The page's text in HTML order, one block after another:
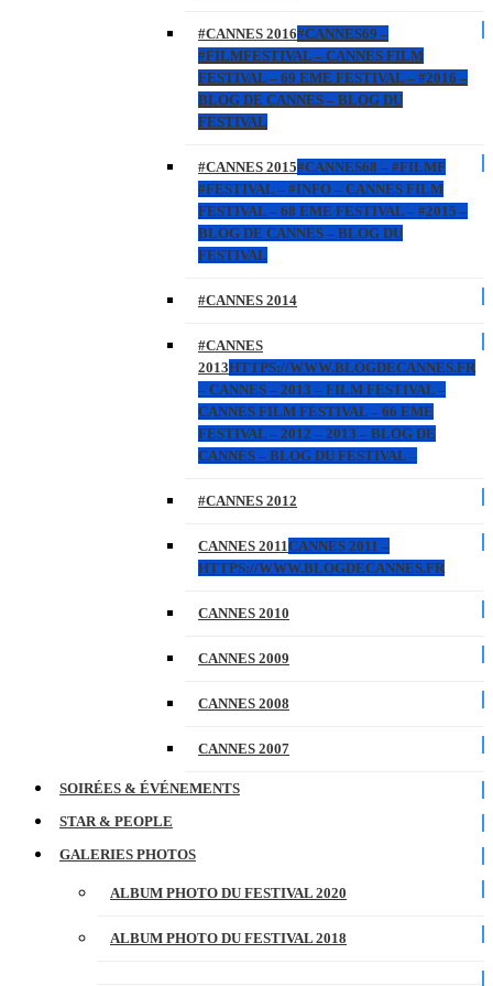
#CANNES 2016#CANNES69 –
#FILMFESTIVAL – CANNES FILM
FESTIVAL – 69 EME FESTIVAL – #2016 –
BLOG DE CANNES – BLOG DU
FESTIVAL
#CANNES 2015#CANNES68 – #FILMF
#FESTIVAL – #INFO – CANNES FILM
FESTIVAL – 68 EME FESTIVAL – #2015 –
BLOG DE CANNES – BLOG DU
FESTIVAL
#CANNES 2014
#CANNES
2013HTTPS://WWW.BLOGDECANNES.FR
– CANNES – 2013 – FILM FESTIVAL –
CANNES FILM FESTIVAL – 66 EME
FESTIVAL – 2012 – 2013 – BLOG DE
CANNES – BLOG DU FESTIVAL –
#CANNES 2012
CANNES 2011CANNES 2011 –
HTTPS://WWW.BLOGDECANNES.FR
CANNES 2010
CANNES 2009
CANNES 2008
CANNES 2007
SOIRÉES & ÉVÉNEMENTS
STAR & PEOPLE
GALERIES PHOTOS
ALBUM PHOTO DU FESTIVAL 2020
ALBUM PHOTO DU FESTIVAL 2018